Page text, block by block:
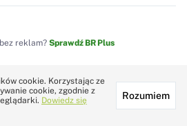
reklam? Sprawdź BR Plus
cookie. Korzystając ze
cookie, zgodnie z
Dowiedz się
Rozumiem